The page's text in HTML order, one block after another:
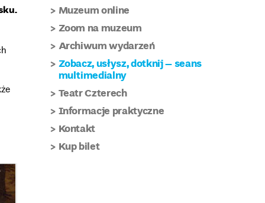
Muzeum online
Zoom na muzeum
Archiwum wydarzeń
Zobacz, usłysz, dotknij – seans
multimedialny
Teatr Czterech
Informacje praktyczne
Kontakt
Kup bilet